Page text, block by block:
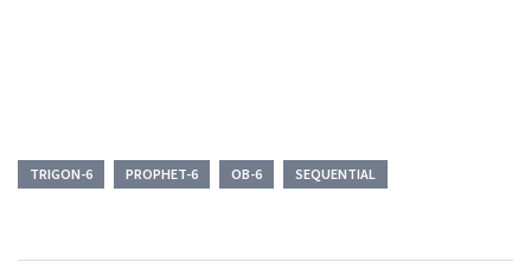
TRIGON-6 PROPHET-6 OB-6 SEQUENTIAL